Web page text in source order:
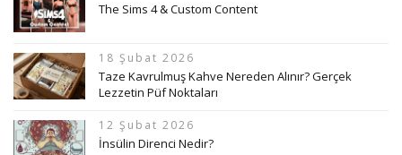
The Sims 4 & Custom Content
18 Şubat 2026
Taze Kavrulmuş Kahve Nereden Alınır? Gerçek
Lezzetin Püf Noktaları
12 Şubat 2026
İnsülin Direnci Nedir?